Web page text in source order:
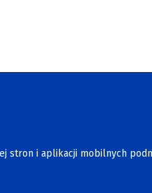
stron i aplikacji mobilnych